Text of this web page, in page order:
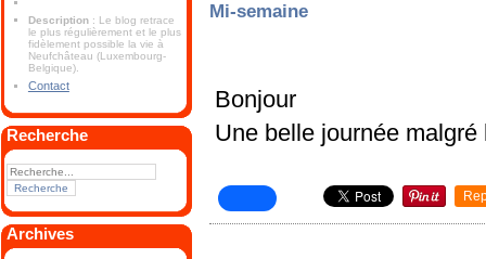
Description : Le blog retrace
le plus régulièrement et le plus
fidèlement possible la vie à
Neufchâteau (Luxembourg-
Belgique).
Contact
Recherche
Archives
Mi-semaine
Bonjour
Une belle journée malgré